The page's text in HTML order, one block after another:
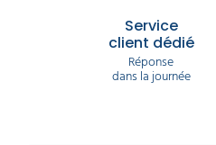
Service
client dédié
Réponse
dans la journée